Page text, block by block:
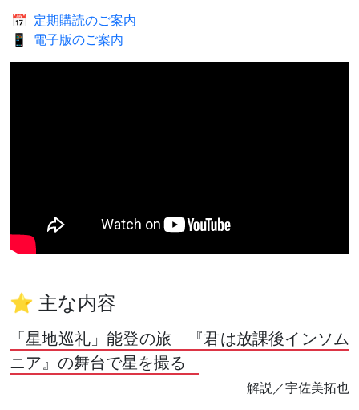
📅 定期購読のご案内
📱
電子版のご案内
⭐ 主な内容
「星地巡礼」能登の旅 『君は放課後インソム
ニア』の舞台で星を撮る
解説／宇佐美拓也